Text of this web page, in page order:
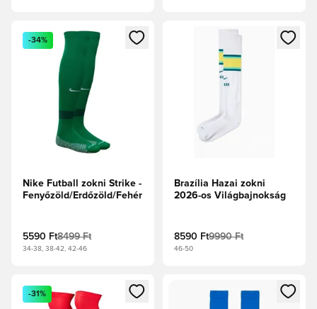
Megnyit egy modált a bejelentkezéshez vagy a tagként
-34%
Nike Futball zokni Strike -
Fenyőzöld/Erdőzöld/Fehér
5590 Ft8499 Ft
34-38, 38-42, 42-46
Megnyit egy modált a
Brazília Hazai zokni
2026-os Világbajnokság
8590 Ft9990 Ft
46-50
Megnyit egy modált a bejelentkezéshez vagy a tagként
-31%
Megnyit egy modált a